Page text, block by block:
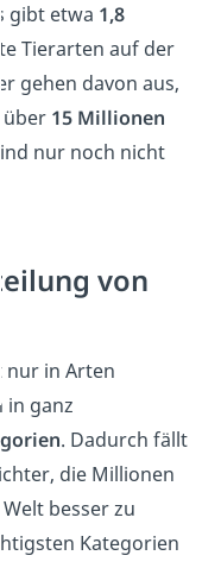
gibt etwa 1,8
Tierarten auf der
gehen davon aus,
über 15 Millionen
nur noch nicht
von
nur in Arten
in ganz
. Dadurch fällt
die Millionen
besser zu
Kategorien